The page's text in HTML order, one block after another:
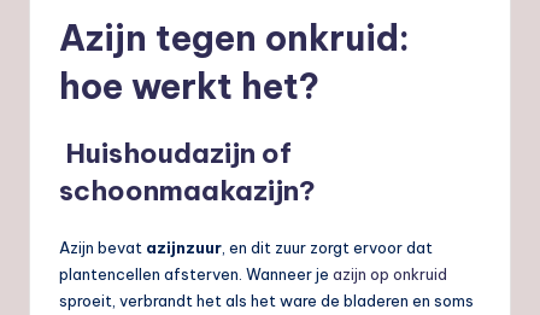
Azijn tegen onkruid:
hoe werkt het?
Huishoudazijn of
schoonmaakazijn?
Azijn bevat azijnzuur , en dit zuur zorgt ervoor dat
plantencellen afsterven. Wanneer je azijn op onkruid
sproeit, verbrandt het als het ware de bladeren en soms